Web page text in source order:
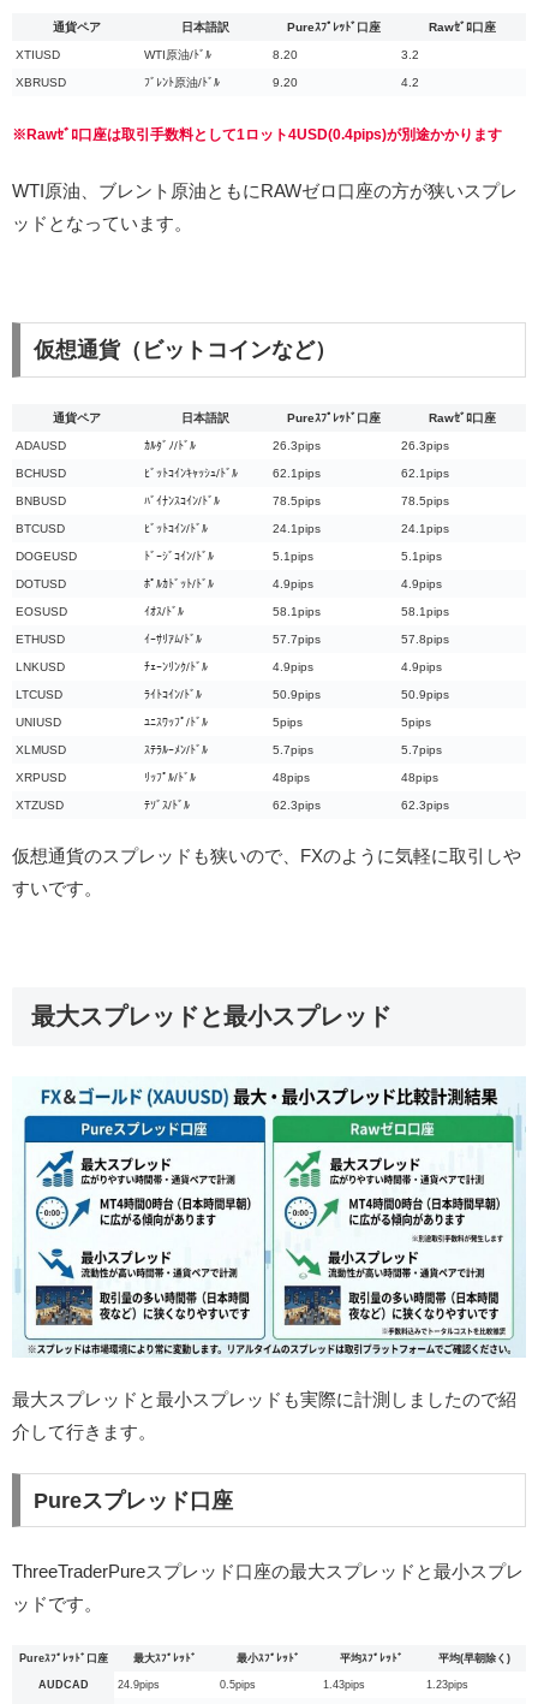
通貨ペア 日本語訳 Pureｽﾌﾟﾚｯﾄﾞ口座 Rawｾﾞﾛ口座
XTIUSD WTI原油/ﾄﾞﾙ 8.20 3.2
XBRUSD ﾌﾞﾚﾝﾄ原油/ﾄﾞﾙ 9.20 4.2
※Rawｾﾞﾛ口座は取引手数料として1ロット4USD(0.4pips)が別途かかります
WTI原油、ブレント原油ともにRAWゼロ口座の方が狭いスプレ
ッドとなっています。
仮想通貨（ビットコインなど）
通貨ペア 日本語訳 Pureｽﾌﾟﾚｯﾄﾞ口座 Rawｾﾞﾛ口座
ADAUSD ｶﾙﾀﾞﾉ/ﾄﾞﾙ 26.3pips 26.3pips
BCHUSD ﾋﾞｯﾄｺｲﾝｷｬｯｼｭ/ﾄﾞﾙ 62.1pips 62.1pips
BNBUSD ﾊﾞｲﾅﾝｽｺｲﾝ/ﾄﾞﾙ 78.5pips 78.5pips
BTCUSD ﾋﾞｯﾄｺｲﾝ/ﾄﾞﾙ 24.1pips 24.1pips
DOGEUSD ﾄﾞｰｼﾞｺｲﾝ/ﾄﾞﾙ 5.1pips 5.1pips
DOTUSD ﾎﾟﾙｶﾄﾞｯﾄ/ﾄﾞﾙ 4.9pips 4.9pips
EOSUSD ｲｵｽ/ﾄﾞﾙ 58.1pips 58.1pips
ETHUSD ｲｰｻﾘｱﾑ/ﾄﾞﾙ 57.7pips 57.8pips
LNKUSD ﾁｪｰﾝﾘﾝｸ/ﾄﾞﾙ 4.9pips 4.9pips
LTCUSD ﾗｲﾄｺｲﾝ/ﾄﾞﾙ 50.9pips 50.9pips
UNIUSD ﾕﾆｽﾜｯﾌﾟ/ﾄﾞﾙ 5pips 5pips
XLMUSD ｽﾃﾗﾙｰﾒﾝ/ﾄﾞﾙ 5.7pips 5.7pips
XRPUSD ﾘｯﾌﾟﾙ/ﾄﾞﾙ 48pips 48pips
XTZUSD ﾃｿﾞｽ/ﾄﾞﾙ 62.3pips 62.3pips
仮想通貨のスプレッドも狭いので、FXのように気軽に取引しや
すいです。
最大スプレッドと最小スプレッド
最大スプレッドと最小スプレッドも実際に計測しましたので紹
介して行きます。
Pureスプレッド口座
ThreeTraderPureスプレッド口座の最大スプレッドと最小スプレ
ッドです。
Pureｽﾌﾟﾚｯﾄﾞ口座 最大ｽﾌﾟﾚｯﾄﾞ 最小ｽﾌﾟﾚｯﾄﾞ 平均ｽﾌﾟﾚｯﾄﾞ 平均(早朝除く)
AUDCAD 24.9pips 0.5pips 1.43pips 1.23pips